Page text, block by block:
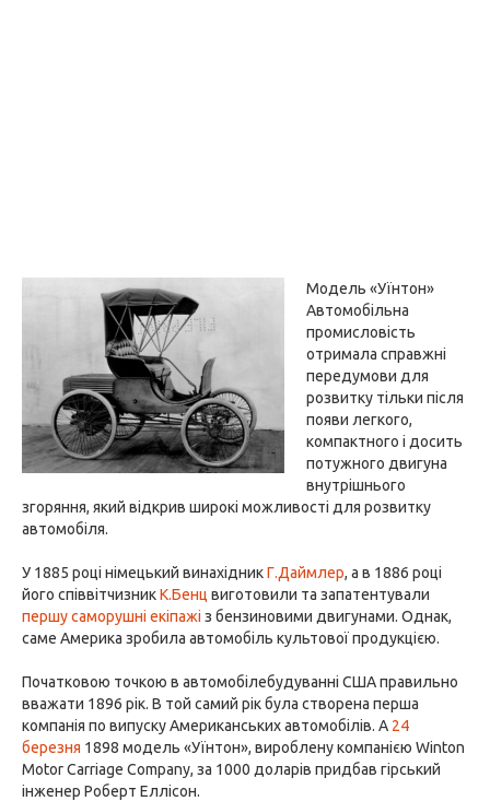
Модель «Уїнтон»
Автомобільна
промисловість
отримала справжні
передумови для
розвитку тільки після
появи легкого,
компактного і досить
потужного двигуна
внутрішнього
згоряння, який відкрив широкі можливості для розвитку
автомобіля.
У 1885 році німецький винахідникГ.Даймлер, а в 1886 році
його співвітчизникК.Бенц виготовили та запатентували
першу саморушні екіпажі з бензиновими двигунами. Однак,
саме Америка зробила автомобіль культової продукцією.
Початковою точкою в автомобілебудуванні США правильно
вважати 1896 рік. В той самий рік була створена перша
компанія по випуску Американських автомобілів. А 24
березня 1898 модель «Уїнтон», вироблену компанією Winton
Motor Carriage Company, за 1000 доларів придбав гірський
інженер Роберт Еллісон.